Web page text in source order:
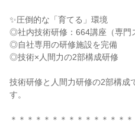
✨圧倒的な「育てる」環境
◎社内技術研修：664講座（専門
◎自社専用の研修施設を完備
◎技術×人間力の2部構成研修
技術研修と人間力研修の2部構成
す。
＊＊＊＊＊＊＊＊＊＊＊＊＊＊＊